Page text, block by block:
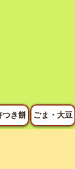
つき餅 ごま・大豆